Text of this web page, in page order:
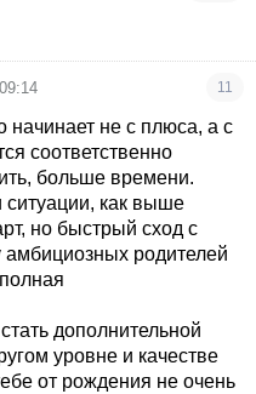
11
начинает не с плюса, а с
соответственно
больше времени.
ситуации, как выше
но быстрый сход с
амбициозных родителей
дополнительной
уровне и качестве
от рождения не очень